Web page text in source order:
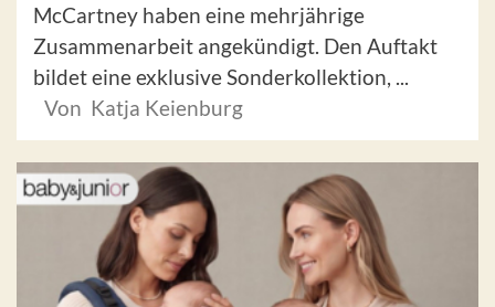
McCartney haben eine mehrjährige
Zusammenarbeit angekündigt. Den Auftakt
bildet eine exklusive Sonderkollektion, ...
Von Katja Keienburg